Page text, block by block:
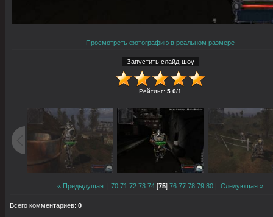
Просмотреть фотографию в реальном размере
Рейтинг: 5.0/1
« Предыдущая |70 71 72 73 74 [75]76 77 78 79 80 |Следующая »
Всего комментариев: 0